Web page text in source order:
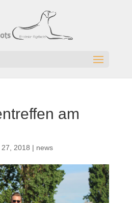
am
27, 2018 | news